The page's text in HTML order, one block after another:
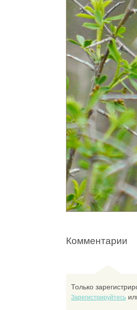
Комментарии
Только
Зарегистрируйтесь